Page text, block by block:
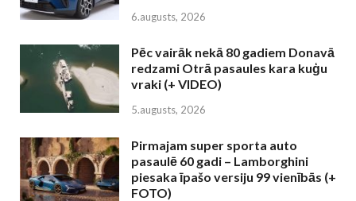
6.augusts, 2026
Pēc vairāk nekā 80 gadiem Donavā
redzami Otrā pasaules kara kuģu
vraki (+ VIDEO)
5.augusts, 2026
Pirmajam super sporta auto
pasaulē 60 gadi – Lamborghini
piesaka īpašo versiju 99 vienībās (+
FOTO)